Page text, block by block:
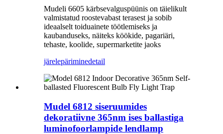
Mudeli 6605 kärbsevalguspüünis on täielikult
valmistatud roostevabast terasest ja sobib
ideaalselt toiduainete töötlemiseks ja
kaubanduseks, näiteks köökide, pagariäri,
tehaste, koolide, supermarketite jaoks
järelepäriminedetail
Mudel 6812 siseruumides
dekoratiivne 365nm ises ballastiga
luminofoorlampide lendlamp